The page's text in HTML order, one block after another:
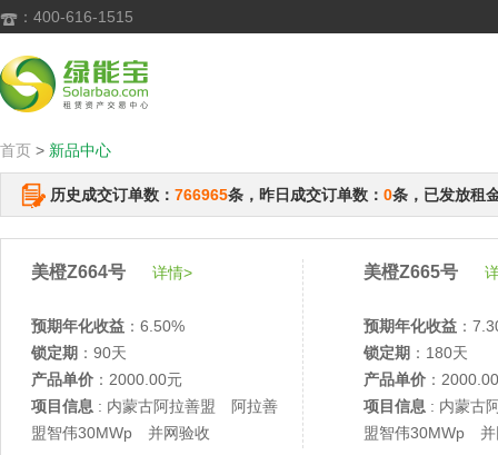
 ：400-616-1515
首页 > 新品中心
历史成交订单数： 766965条，昨日成交订单数： 0条，已发放租
美橙Z664号 详情>
预期年化收益 ：6.50%
锁定期 ：90天
产品单价 ：2000.00元
项目信息 : 内蒙古阿拉善盟 阿拉善
盟智伟30MWp 并网验收
美橙Z665号
预期年化收益 ：
锁定期 ：180天
产品单价 ：
项目信息 : 内蒙古
盟智伟30MWp 并